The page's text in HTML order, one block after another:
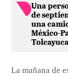
Una
de
una
México-
La mañana de